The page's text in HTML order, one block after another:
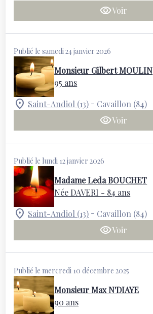
Voir
Publié le samedi 24 janvier 2026
Monsieur Gilbert MOULIN
95 ans
Saint-Andiol (13) - Cavaillon (84)
Voir
Publié le lundi 12 janvier 2026
Madame Leda BOUCHET
Née DAVERI - 84 ans
Saint-Andiol (13) - Cavaillon (84)
Voir
Publié le mercredi 10 décembre 2025
Monsieur Max N'DIAYE
90 ans